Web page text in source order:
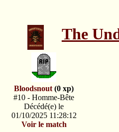
The
Bloodsnout (0 xp)
#10 - Homme-Bête
Décédé(e) le
01/10/2025 11:28:12
Voir le match